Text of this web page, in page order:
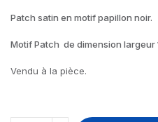
Patch satin en motif papillon noir.
Motif Patch de dimension largeur
Vendu à la pièce.